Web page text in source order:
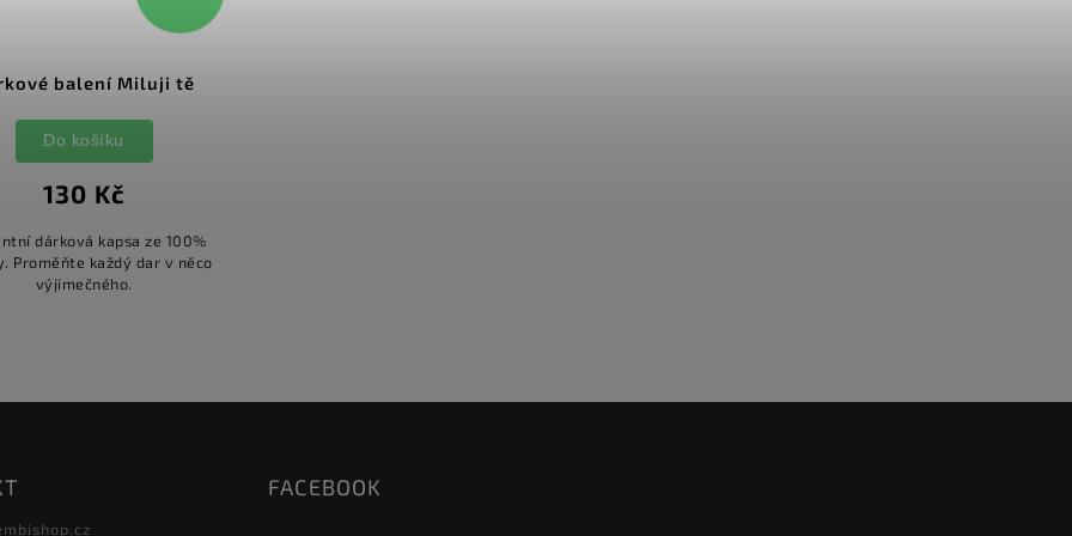
balení Miluji tě
130 Kč
Do košíku
dárková kapsa ze 100%
Proměňte každý dar v něco
výjimečného.
FACEBOOK